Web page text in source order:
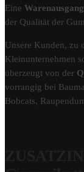
Eine
der Qualität der
Unsere Kunden, zu
Kleinunternehmen
überzeugt von der
vorrangig bei
Bobcats,